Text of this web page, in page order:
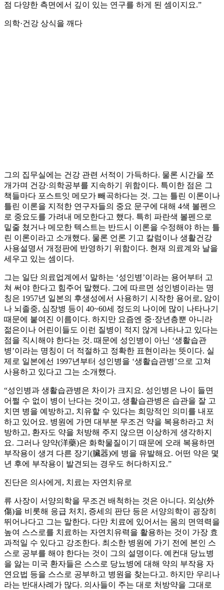
점 다양한 측면에서 깊이 있는 연구를 하게 된 셈이지요.”
의학·건강 상식을 깨다
그의 집무실에는 건강 관련 서적이 가득하다. 물론 시간을 쪼
개가며 건강·의학공부를 지속하기 위함이다. 특이한 점은 그
책들마다 포스트잇 메모가 빼곡하다는 것. 그는 틀린 이론이나
틀린 이론을 지적한 연구자들의 중요 문구에 대해 4색 볼펜으
로 중요도를 가려내 메모한다고 했다. 특히 파란색 볼펜으로
밑줄 쳤거나 메모한 텍스트는 반드시 이론을 수정해야 하는 틀
린 이론이라고 소개했다. 물론 언론 기고 칼럼이나 생활건강
사용설명서 개정판에 반영하기 위함이다. 현재 의료계와 날을
세우고 있는 셈이다.
그는 일단 의료업계에서 말하는 ‘성인병’이라는 용어부터 고
쳐 써야 한다고 힘주어 말했다. 그에 따르면 성인병이라는 명
칭은 1957년 일본의 후생성에서 사용하기 시작한 용어로, 암이
나 뇌졸중, 심장병 등이 40~60세 정도의 나이에 많이 나타나기
때문에 붙여진 이름이다. 하지만 요즘엔 중·장년층뿐 아니라
젊은이나 어린이들도 이런 질병이 적지 않게 나타나고 있다는
점을 직시해야 한다는 것. 때문에 성인병이 아닌 ‘생활습관
병’이라는 명칭이 더 적절하고 정확한 표현이라는 뜻이다. 실
제로 일본에선 1997년부터 성인병을 ‘생활습관병’으로 고쳐
사용하고 있다고 그는 소개했다.
“성인병과 생활습관병은 차이가 크지요. 성인병은 나이 들면
어쩔 수 없이 병이 난다는 것이고, 생활습관병은 습관을 잘 고
치면 병을 예방하고, 치유할 수 있다는 희망적인 의미를 내포
하고 있어요. 병원에 가면 대부분 무조건 약을 복용하라고 처
방하고, 환자도 약을 처방해 주지 않으면 이상하게 생각하지
요. 그러나 양약(洋藥)은 화학물질이기 때문에 오래 복용하면
부작용이 생겨 다른 장기(臟器)에 병을 유발해요. 어떤 약은 몇
년 후에 부작용이 발견되는 경우도 허다하지요.”
진단은 의사에게, 치료는 자연치유로
류 사장이 서양의학을 무조건 배척하는 것은 아니다. 외상(外
傷)을 비롯해 응급 처치, 증세의 판단 등은 서양의학이 굉장히
뛰어나다고 그는 말한다. 다만 치료에 있어서는 몸의 면역력을
높여 스스로를 치료하는 자연치유력을 활용하는 것이 가장 효
과적일 수 있다고 강조한다. 최소한 병원에 가기 전에 본인 스
스로 공부를 해야 한다는 것이 그의 설명이다. 예컨대 당뇨병
을 앓는 미국 환자들은 스스로 당뇨병에 대해 약의 부작용 자
연요법 등을 스스로 공부하고 병원을 찾는다고. 하지만 우리나
라는 반대사례가 많다. 의사들이 주는 대로 처방약을 그대로